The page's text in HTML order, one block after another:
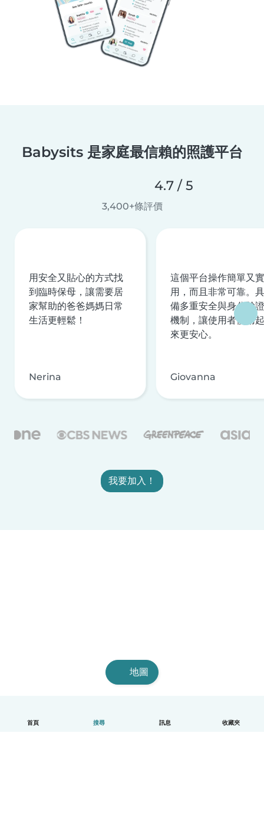
首頁 搜尋 訊息 收藏夾
Babysits 是家庭最信賴的照護平台
4.7 / 5
3,400+條評價
用安全又貼心的方式找
到臨時保母，讓需要居
家幫助的爸爸媽媽日常
生活更輕鬆！
Nerina
這個平台操作簡單又實
用，而且非常可靠。具
備多重安全與身分驗證
機制，讓使用者使用起
來更安心。
Giovanna
我要加入！
地圖